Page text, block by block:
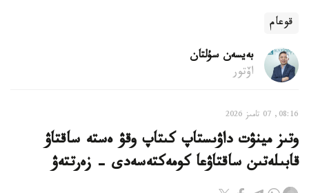
قوعام
بەيسەن سۇلتان
اۆتور
08:16, 07 تامىز 2026
وتىز مينۋت داۋىستاپ كىتاپ وقۋ ەستە ساقتاۋ
قابىلەتىن ساقتاۋعا كومەكتەسەدى - زەرتتەۋ